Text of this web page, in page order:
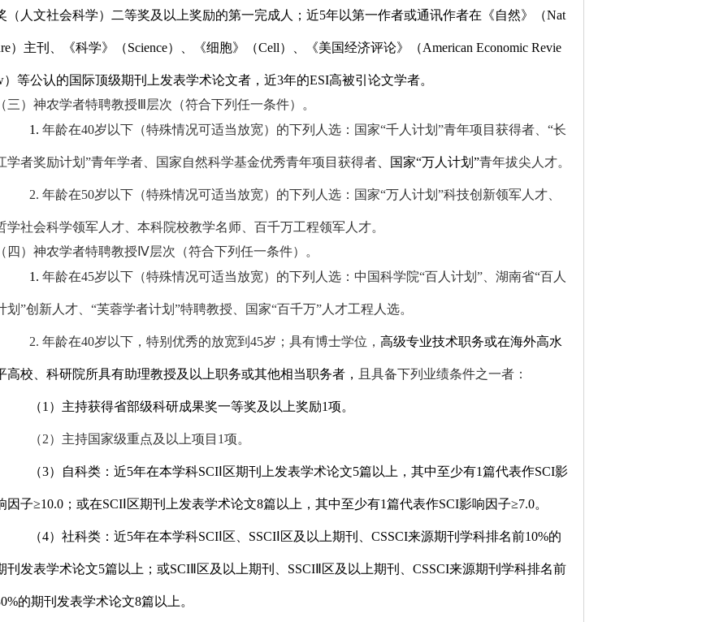
（人文社会科学）二等奖及以上奖励的第一完成人；近5年以第一作者或通讯作者在《自然》（Nat
）主刊、《科学》（Science）、《细胞》（Cell）、《美国经济评论》（American Economic Revie
）等公认的国际顶级期刊上发表学术论文者，近3年的ESI高被引论文学者。
三）神农学者特聘教授Ⅲ层次（符合下列任一条件）。
1. 年龄在40岁以下（特殊情况可适当放宽）的下列人选：国家“千人计划”青年项目获得者、“长
学者奖励计划”青年学者、国家自然科学基金优秀青年项目获得者 国家“万人计划”青年拔尖人才。
2. 年龄在50岁以下（特殊情况可适当放宽）的下列人选：国家“万人计划”科技创新领军人才、
学社会科学领军人才、本科院校教学名师、百千万工程领军人才。
四）神农学者特聘教授Ⅳ层次（符合下列任一条件）。
1. 年龄在45岁以下（特殊情况可适当放宽）的下列人选：中国科学院“百人计划”、湖南省“百人
划”创新人才、“芙蓉学者计划”特聘教授、国家“百千万”人才工程人选。
2. 年龄在40岁以下，特别优秀的放宽到 45岁；具有博士学位， 高级专业技术职务或在海外高水
高校、科研院所具有助理教授及以上职务或其他相当职务者， 且具备下列业绩条件之一者：
（1 ）主持获得省部级科研成果奖一等奖及以上奖励1项。
（2）主持国家级重点及以上项目 1项。
（3） 自科类： 近5年在本学科SCIⅠ区期刊上发表学术论文5篇以上 ， 其中至少有1篇代表作SCI影
因子≥10.0 ； 或在SCI Ⅰ区期刊上发表学术论文8篇以上，其中至少有1篇代表作SCI影响因子≥7.0。
（4）社科类：近5年在本学科SCIⅠ区、 SSCIⅠ区及以上期刊、 CSSCI来源期刊学科排名前10%的
刊发表学术论文5篇以上；或SCI Ⅱ区及以上期刊、 SSCI Ⅱ区及以上期刊、 CSSCI来源期刊学科排名前
的期刊发表学术论文8篇以上 。